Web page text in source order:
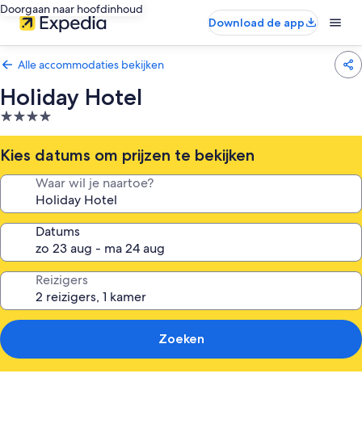
Doorgaan naar hoofdinhoud
Download de app
Alle accommodaties bekijken
Holiday Hotel
4.0-
sterrenaccommodatie
Kies datums om prijzen te bekijken
Waar wil je naartoe?
Datums
Reizigers
Zoeken